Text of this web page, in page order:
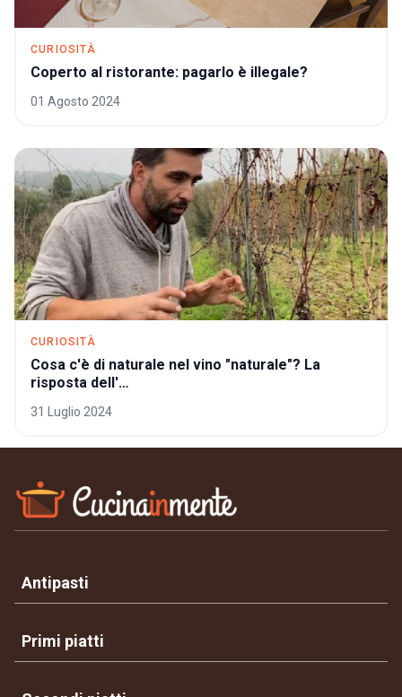
CURIOSITÀ
Coperto al ristorante: pagarlo è illegale?
01 Agosto 2024
CURIOSITÀ
Cosa c'è di naturale nel vino "naturale"? La
risposta dell'…
31 Luglio 2024
Antipasti
Primi piatti